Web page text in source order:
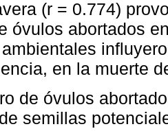
(r = 0.774)
óvulos abortados
en la muerte
de óvulos
semillas